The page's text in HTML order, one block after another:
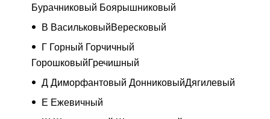
Бурачниковый Боярышниковый
В ВасильковыйВересковый
Г Горный Горчичный
ГорошковыйГречишный
Д Диморфантовый ДонниковыйДягилевый
Е Ежевичный